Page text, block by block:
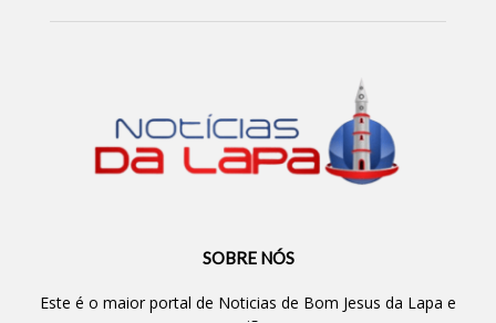
SOBRE NÓS
Este é o maior portal de Noticias de Bom Jesus da Lapa e